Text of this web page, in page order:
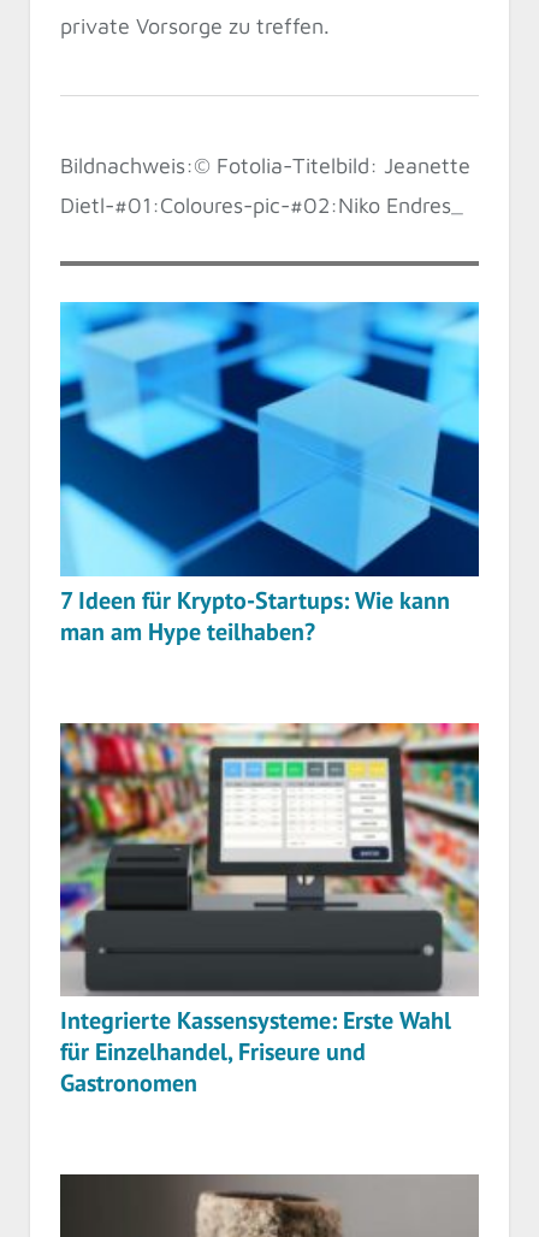
private Vorsorge zu treffen.
Bildnachweis:© Fotolia-Titelbild: Jeanette
Dietl-#01:Coloures-pic-#02:Niko Endres_
7 Ideen für Krypto-Startups: Wie kann
man am Hype teilhaben?
Integrierte Kassensysteme: Erste Wahl
für Einzelhandel, Friseure und
Gastronomen